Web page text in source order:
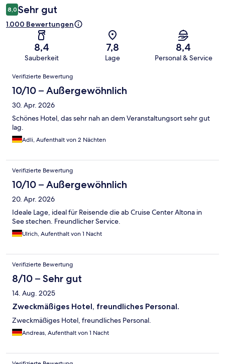
8,0 Sehr gut
1.000 Bewertungen
8,4
Sauberkeit
7,8
Lage
8,4
Personal & Service
Bewertungen
Verifizierte Bewertung
10/10 – Außergewöhnlich
30. Apr. 2026
Schönes Hotel, das sehr nah an dem Veranstaltungsort sehr gut
lag.
Adli, Aufenthalt von 2 Nächten
Verifizierte Bewertung
10/10 – Außergewöhnlich
20. Apr. 2026
Ideale Lage, ideal für Reisende die ab Cruise Center Altona in
See stechen. Freundlicher Service.
Ulrich, Aufenthalt von 1 Nacht
Verifizierte Bewertung
8/10 – Sehr gut
14. Aug. 2025
Zweckmäßiges Hotel, freundliches Personal.
Zweckmäßiges Hotel, freundliches Personal.
Andreas, Aufenthalt von 1 Nacht